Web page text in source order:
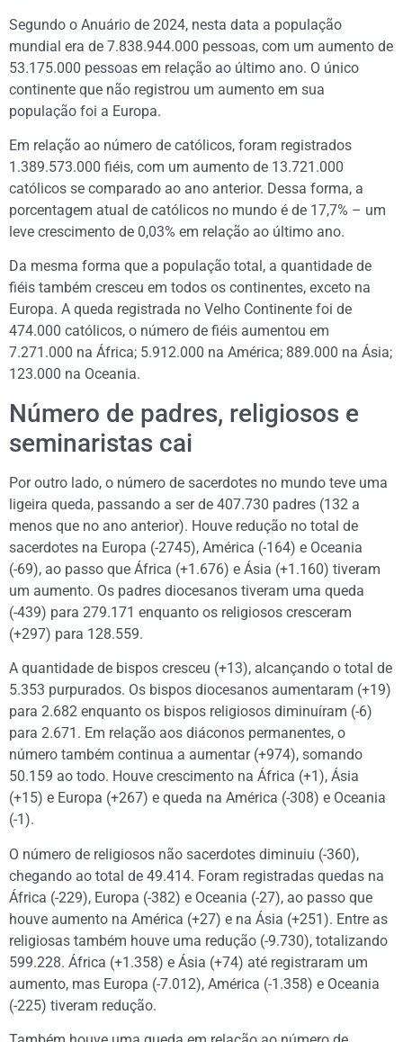
Segundo o Anuário de 2024, nesta data a população
mundial era de 7.838.944.000 pessoas, com um aumento de
53.175.000 pessoas em relação ao último ano. O único
continente que não registrou um aumento em sua
população foi a Europa.
Em relação ao número de católicos, foram registrados
1.389.573.000 fiéis, com um aumento de 13.721.000
católicos se comparado ao ano anterior. Dessa forma, a
porcentagem atual de católicos no mundo é de 17,7% – um
leve crescimento de 0,03% em relação ao último ano.
Da mesma forma que a população total, a quantidade de
fiéis também cresceu em todos os continentes, exceto na
Europa. A queda registrada no Velho Continente foi de
474.000 católicos, o número de fiéis aumentou em
7.271.000 na África; 5.912.000 na América; 889.000 na Ásia;
123.000 na Oceania.
Número de padres, religiosos e
seminaristas cai
Por outro lado, o número de sacerdotes no mundo teve uma
ligeira queda, passando a ser de 407.730 padres (132 a
menos que no ano anterior). Houve redução no total de
sacerdotes na Europa (-2745), América (-164) e Oceania
(-69), ao passo que África (+1.676) e Ásia (+1.160) tiveram
um aumento. Os padres diocesanos tiveram uma queda
(-439) para 279.171 enquanto os religiosos cresceram
(+297) para 128.559.
A quantidade de bispos cresceu (+13), alcançando o total de
5.353 purpurados. Os bispos diocesanos aumentaram (+19)
para 2.682 enquanto os bispos religiosos diminuíram (-6)
para 2.671. Em relação aos diáconos permanentes, o
número também continua a aumentar (+974), somando
50.159 ao todo. Houve crescimento na África (+1), Ásia
(+15) e Europa (+267) e queda na América (-308) e Oceania
(-1).
O número de religiosos não sacerdotes diminuiu (-360),
chegando ao total de 49.414. Foram registradas quedas na
África (-229), Europa (-382) e Oceania (-27), ao passo que
houve aumento na América (+27) e na Ásia (+251). Entre as
religiosas também houve uma redução (-9.730), totalizando
599.228. África (+1.358) e Ásia (+74) até registraram um
aumento, mas Europa (-7.012), América (-1.358) e Oceania
(-225) tiveram redução.